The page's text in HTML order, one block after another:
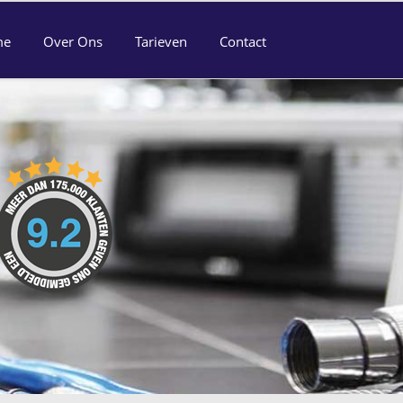
Over Ons Tarieven Contact